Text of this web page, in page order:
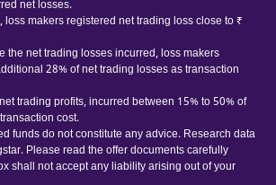
net losses.
loss makers registered net trading loss close to ₹
the net trading losses incurred, loss makers
28% of net trading losses as transaction
trading profits, incurred between 15% to 50% of
cost.
funds do not constitute any advice. Research data
Please read the offer documents carefully
shall not accept any liability arising out of your